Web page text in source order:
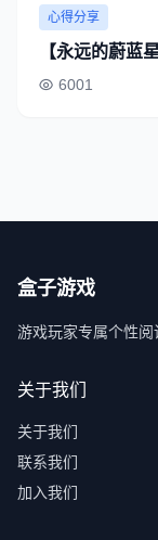
心得分享
【永远的蔚蓝
6001
盒子游戏
游戏玩家专属个性阅
关于我们
关于我们
联系我们
加入我们